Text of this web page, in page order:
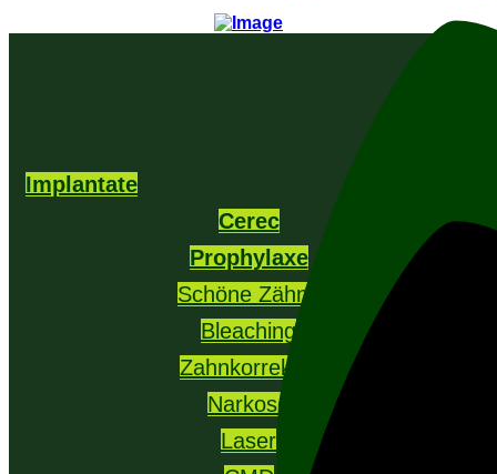
Implantate
Cerec
Prophylaxe
Schöne Zähne
Bleaching
Zahnkorrektur
Narkose
Laser